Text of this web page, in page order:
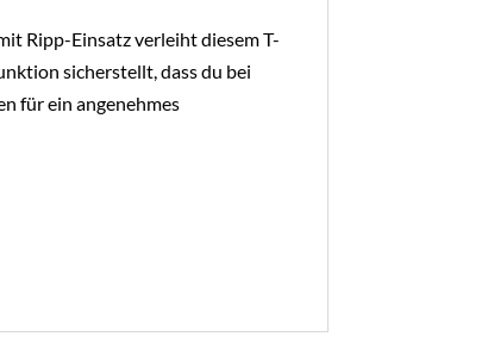
Ripp-Einsatz verleiht diesem T-
sicherstellt, dass du bei
für ein angenehmes